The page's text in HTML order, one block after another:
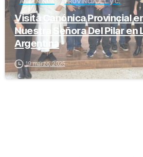
Visita Canónica Provincial
Nuestra Señora Del Pilar en
Argentina
19 marzo, 2025